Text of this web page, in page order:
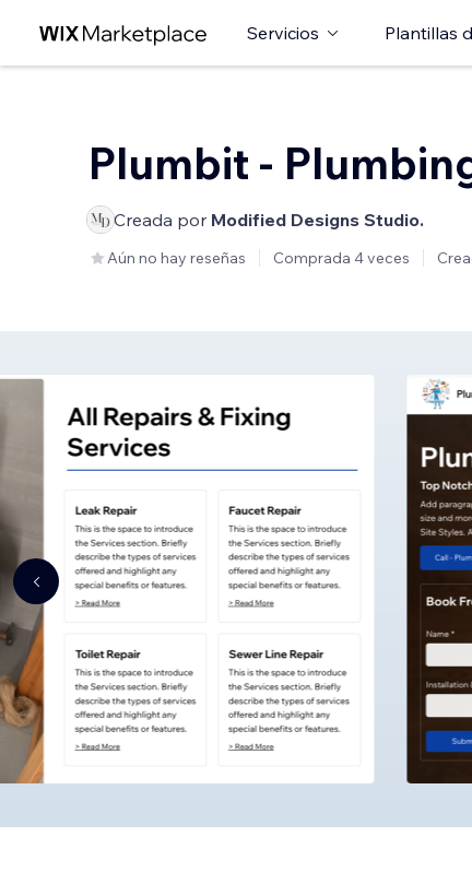
Servicios Plantillas
Plumbit -
Creada por Modified Designs Studio.
Aún no hay reseñas Comprada 4 veces